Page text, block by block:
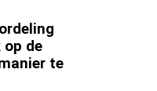
op de
te